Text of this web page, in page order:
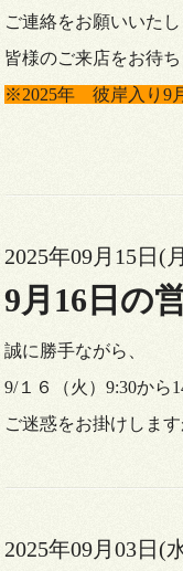
ご連絡をお願いいたし
皆様のご来店をお待ち
※2025年 彼岸入り9
2025年09月15日(
9月16日の
誠に勝手ながら、
9/１６（火）9:30から
ご迷惑をお掛けしま
2025年09月03日(